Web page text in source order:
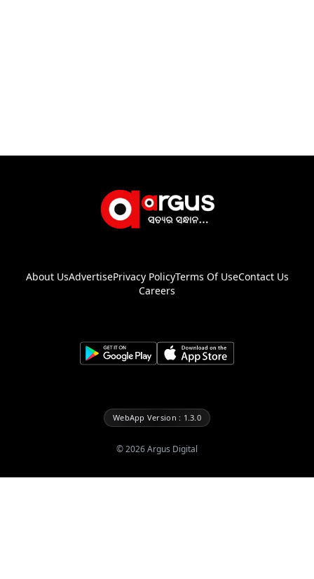
About UsAdvertisePrivacy PolicyTerms Of UseContact Us
Careers
WebApp Version : 1.3.0
©2026Argus Digital